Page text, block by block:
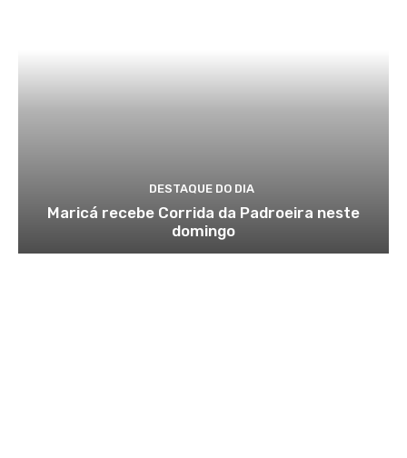
DESTAQUE DO DIA
Maricá recebe Corrida da Padroeira neste
domingo